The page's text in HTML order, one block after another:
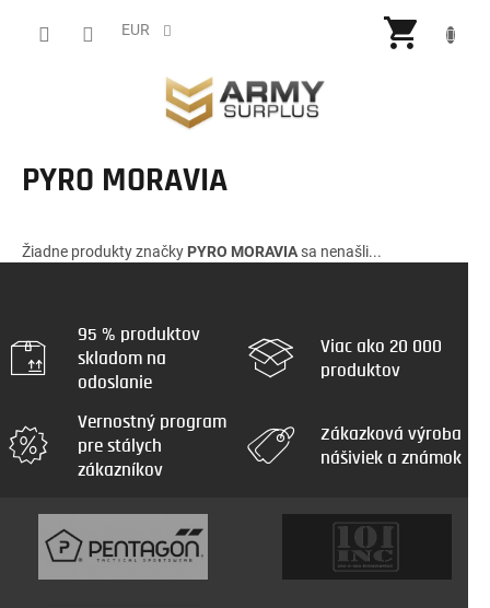
EUR
PYRO MORAVIA
Žiadne produkty značky PYRO MORAVIA sa nenašli...
95 % produktov
skladom na
odoslanie
Viac ako 20 000
produktov
Vernostný program
pre stálych
zákazníkov
Zákazková výroba
nášiviek a známok